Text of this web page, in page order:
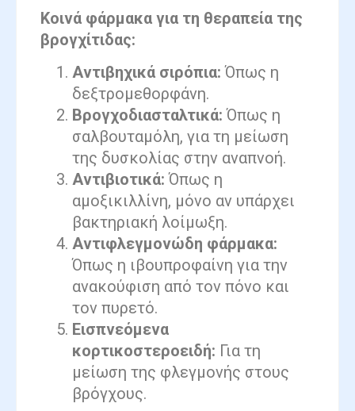
Κοινά φάρμακα για τη θεραπεία της
βρογχίτιδας:
Αντιβηχικά σιρόπια: Όπως η
δεξτρομεθορφάνη.
Βρογχοδιασταλτικά: Όπως η
σαλβουταμόλη, για τη μείωση
της δυσκολίας στην αναπνοή.
Αντιβιοτικά: Όπως η
αμοξικιλλίνη, μόνο αν υπάρχει
βακτηριακή λοίμωξη.
Αντιφλεγμονώδη φάρμακα:
Όπως η ιβουπροφαίνη για την
ανακούφιση από τον πόνο και
τον πυρετό.
Εισπνεόμενα
κορτικοστεροειδή: Για τη
μείωση της φλεγμονής στους
βρόγχους.